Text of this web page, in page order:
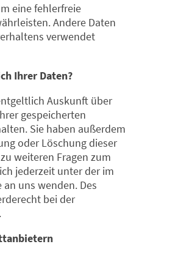
eine fehlerfreie
Andere Daten
verwendet
Ihrer Daten?
Auskunft über
gespeicherten
Sie haben außerdem
oder Löschung dieser
weiteren Fragen zum
jederzeit unter der im
uns wenden. Des
bei der